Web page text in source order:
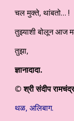
चल मुक्ते, थांबतो… !
तुझ्याशी बोलून आज
तुझा,
ज्ञानादादा.
© श्री संदीप
थळ, अलिबाग.